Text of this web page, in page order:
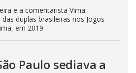
e a comentarista Virna
duplas brasileiras nos Jogos
em 2019
Paulo sediava a